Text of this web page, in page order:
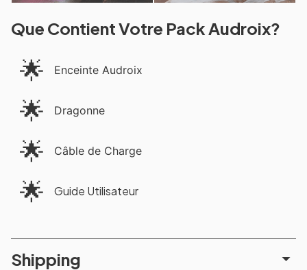
Que Contient Votre Pack Audroix?
🌟 Enceinte Audroix
🌟 Dragonne
🌟 Câble de Charge
🌟 Guide Utilisateur
Shipping